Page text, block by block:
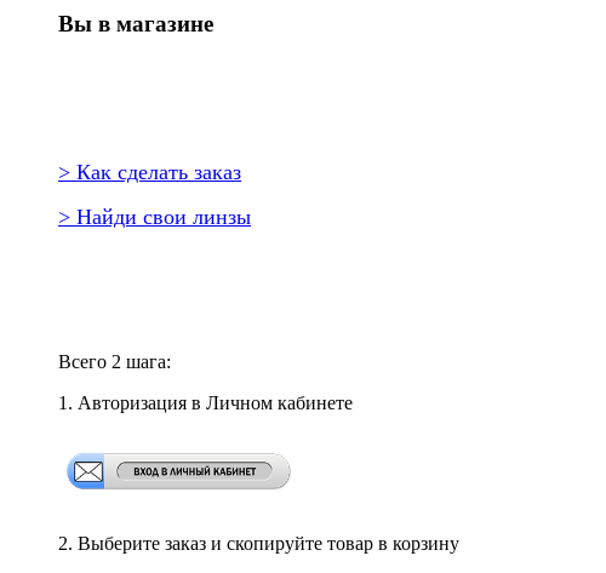
Вы в магазине
> Как сделать заказ
> Найди свои линзы
Всего 2 шага:
1. Авторизация в Личном кабинете
2. Выберите заказ и скопируйте товар в корзину